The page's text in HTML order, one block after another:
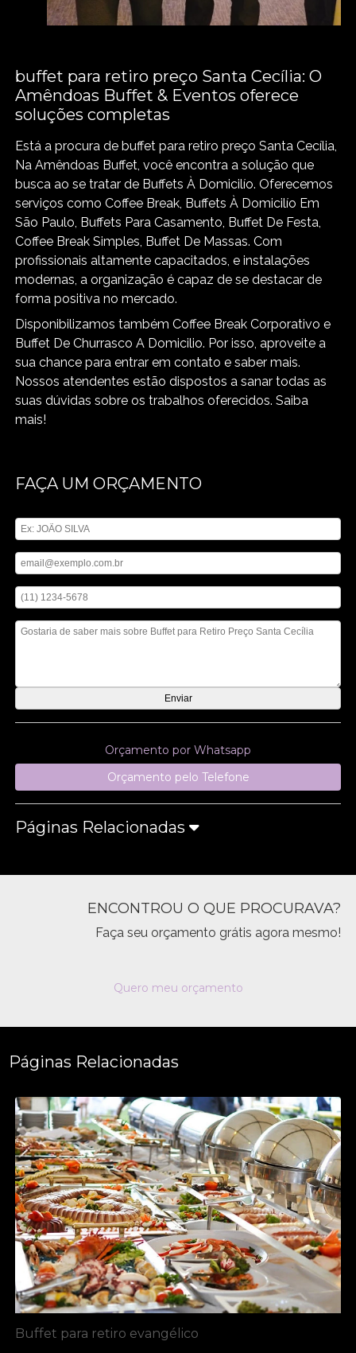
buffet para retiro preço Santa Cecília: O
Amêndoas Buffet & Eventos oferece
soluções completas
Está a procura de buffet para retiro preço Santa Cecília,
Na Amêndoas Buffet, você encontra a solução que
busca ao se tratar de Buffets À Domicilío. Oferecemos
serviços como Coffee Break, Buffets À Domicilío Em
São Paulo, Buffets Para Casamento, Buffet De Festa,
Coffee Break Simples, Buffet De Massas. Com
profissionais altamente capacitados, e instalações
modernas, a organização é capaz de se destacar de
forma positiva no mercado.
Disponibilizamos também Coffee Break Corporativo e
Buffet De Churrasco A Domicilio. Por isso, aproveite a
sua chance para entrar em contato e saber mais.
Nossos atendentes estão dispostos a sanar todas as
suas dúvidas sobre os trabalhos oferecidos. Saiba
mais!
FAÇA UM ORÇAMENTO
Orçamento por Whatsapp
Orçamento pelo Telefone
Páginas Relacionadas
ENCONTROU O QUE PROCURAVA?
Faça seu orçamento grátis agora mesmo!
Quero meu orçamento
Páginas Relacionadas
Buffet para retiro evangélico